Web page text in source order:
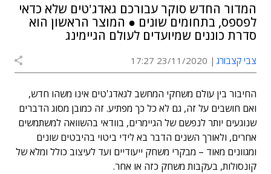
המדור החדש סוקר עבורכם גאדג'טים שלא כדאי
לפספס, בתחומים שונים ● המוצר הראשון הוא
סדרת כוננים שמיועדים לעולם הגיימינג
צבי קצבורג 23/11/2020 17:27
החיבור בין עולם משחקי המחשב לגאדג'טים אינו משהו חדש,
ואם חושבים על זה, גם לא כל כך מפתיע. זה כמובן מסוג הדברים
שנוגעים יותר לנפשם של הגיימרים, בוודאי בהשוואה למשתמשים
אחרים, ולאורך השנים הדבר בא לידי ביטוי בהיבטים שונים
ומגוונים מאוד – מבקרי משחק ייעודיים ועד לעיצוב כולל ומלא של
קונסולות, בעקבות משחק כזה או אחר.